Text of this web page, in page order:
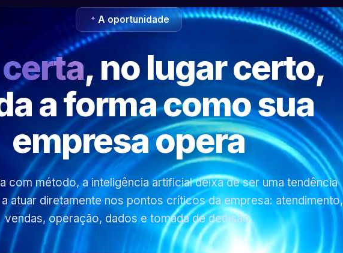
A oportunidade
, no lugar certo,
a forma como sua
empresa opera
com método, a inteligência artificial deixa de ser uma tendência
atuar diretamente nos pontos críticos da empresa: atendimento,
vendas, operação, dados e tomada de decisão.